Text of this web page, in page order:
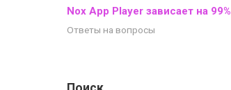
Nox App Player зависает на 99%
Ответы на вопросы